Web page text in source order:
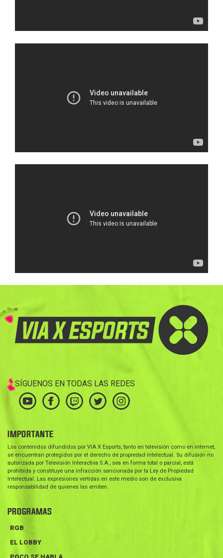
SÍGUENOS EN TODAS LAS REDES
IMPORTANTE
Los contenidos difundidos por VIA X Esports, tanto en televisión como en internet,
se encuentran protegidos por el derecho de propiedad intelectual. Su difusión no
autorizada por Televisión Interactiva S.A., sea en forma total o parcial, está
prohibida y constituye una infracción sancionada por la Ley de Propiedad
Intelectual. Las expresiones vertidas en este medio son de exclusiva
responsabilidad de quienes las emiten.
PROGRAMAS
RGB
EL LOBBY